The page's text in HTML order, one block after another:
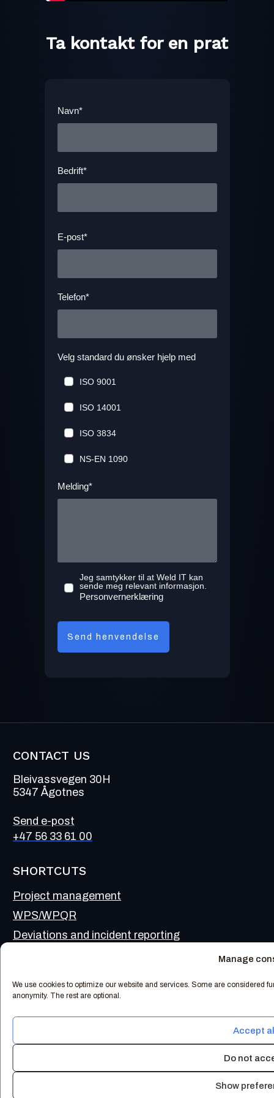
Manage
We use cookies to optimize our website and services. Some are considered
anonymity. The rest are optional.
Accept
Do not
Show
Ta kontakt for en prat
Navn*
Bedrift*
E-post*
Telefon*
Velg standard du ønsker hjelp med
ISO 9001
ISO 14001
ISO 3834
NS-EN 1090
Melding*
Jeg samtykker til at Weld IT kan
sende meg relevant informasjon.
Personvernerklæring
Send henvendelse
CONTACT US
Bleivassvegen 30H
5347 Ågotnes
Send e-post
+47 56 33 61 00
SHORTCUTS
Project management
WPS/WPQR
Deviations and incident reporting
Timekeeping
Weld IT er ISO 9001 og ISO 14001 akkreditert